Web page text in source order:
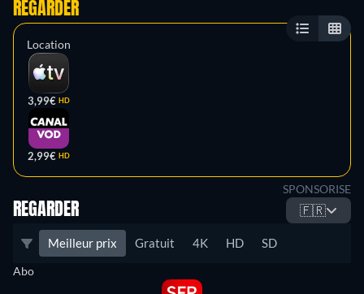
REGARDER
Location
3,99€ HD
2,99€ HD
SPONSORISE
REGARDER 🇫🇷
Meilleur prix Gratuit 4K HD SD
Abo